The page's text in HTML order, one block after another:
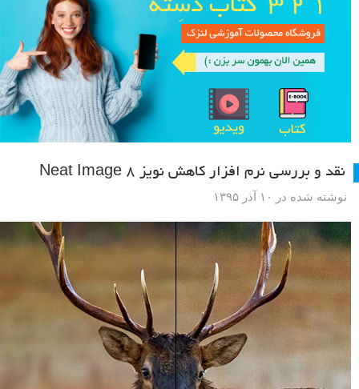
نقد و بررسی نرم افزار کاهش نویز Neat Image 8
نوشته شده در ۱۰ آذر ۱۳۹۵